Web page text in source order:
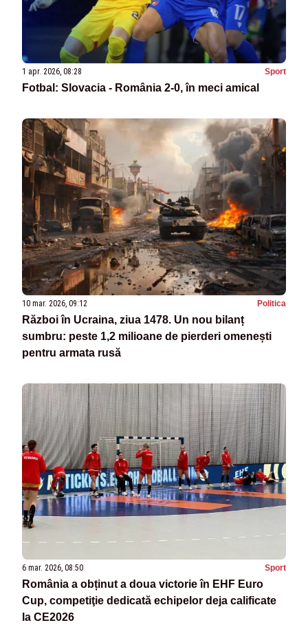
1 apr. 2026, 08:28 Sport
Fotbal: Slovacia - România 2-0, în meci amical
10 mar. 2026, 09:12 Politica
Război în Ucraina, ziua 1478. Un nou bilanț
sumbru: peste 1,2 milioane de pierderi omenești
pentru armata rusă
6 mar. 2026, 08:50 Sport
România a obținut a doua victorie în EHF Euro
Cup, competiţie dedicată echipelor deja calificate
la CE2026